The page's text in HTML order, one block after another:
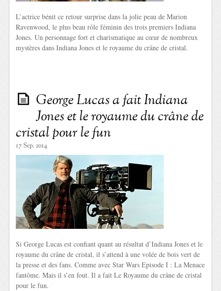
L’actrice bénit ce retour surprise dans la jolie peau de Marion
Ravenwood, le plus beau rôle féminin des trois premiers Indiana
Jones. Un personnage fort et charismatique au cœur de nombreux
mystères dans Indiana Jones et le royaume du crâne de cristal.
George Lucas a fait Indiana
Jones et le royaume du crâne de
cristal pour le fun
17 Sep. 2014
Si George Lucas est confiant quant au résultat d’Indiana Jones et le
royaume du crâne de cristal, il s’attend à une volée de bois vert de
la presse et des fans. Comme avec Star Wars Episode I : La Menace
fantôme. Mais il s’en fout. Il a fait Le Royaume du crâne de cristal
pour le fun.